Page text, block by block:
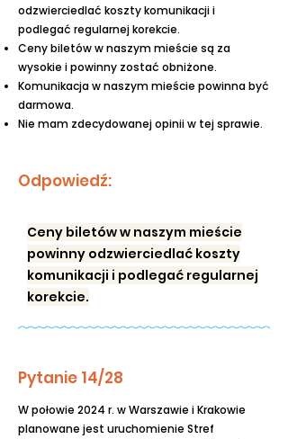
odzwierciedlać koszty komunikacji i
podlegać regularnej korekcie.
Ceny biletów w naszym mieście są za
wysokie i powinny zostać obniżone.
Komunikacja w naszym mieście powinna być
darmowa.
Nie mam zdecydowanej opinii w tej sprawie.
Odpowiedź:
Ceny biletów w naszym mieście
powinny odzwierciedlać koszty
komunikacji i podlegać regularnej
korekcie.
Pytanie 14/28
W połowie 2024 r. w Warszawie i Krakowie
planowane jest uruchomienie Stref